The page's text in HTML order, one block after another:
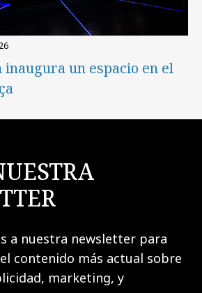
un espacio en el
a nuestra newsletter para
contenido más actual sobre
marketing, y